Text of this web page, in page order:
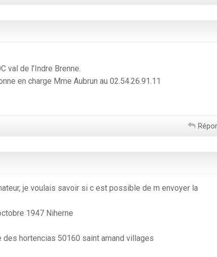
val de l’Indre Brenne.
en charge Mme Aubrun au 02.54.26.91.11
je voulais savoir si c est possible de m envoyer la
1947 Niherne
hortencias 50160 saint amand villages